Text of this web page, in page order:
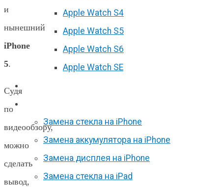
Apple Watch S4
Apple Watch S5
Apple Watch S6
Apple Watch SE
Замена стекла на iPhone
Замена аккумулятора на iPhone
Замена дисплея на iPhone
Замена стекла на iPad
и
нынешний
iPhone
5.
Судя
по
видеообзору,
можно
сделать
вывод,